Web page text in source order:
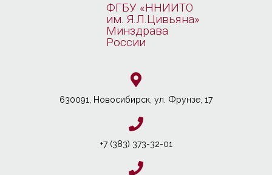
ФГБУ «ННИИТО
им. Я.Л.Цивьяна»
Минздрава
России
630091, Новосибирcк, ул. Фрунзе, 17
+7 (383) 373-32-01